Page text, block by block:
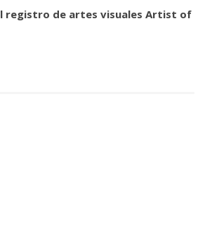
registro de artes visuales Artist of